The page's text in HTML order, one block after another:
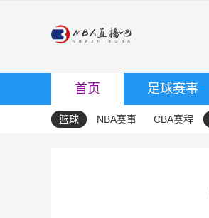
首页 足球赛事
篮球 NBA赛事 CBA赛程